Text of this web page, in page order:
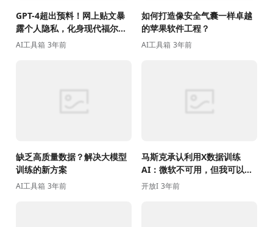
GPT-4超出预料！网上贴文暴
露个人隐私，化身现代福尔摩
斯
AI工具箱 3年前
如何打造像安全气囊一样卓越
的苹果软件工程？
AI工具箱 3年前
缺乏高质量数据？解决大模型
训练的新方案
AI工具箱 3年前
马斯克承认利用X数据训练
AI：微软不可用，但我可以使
用
开放I 3年前